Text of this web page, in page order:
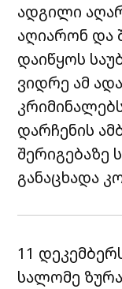
ადგილი
აღიარონ და
დაიწყოს
ვიდრე ამ
დარჩენის
შერიგებაზე
განაცხადა
11
სალომე